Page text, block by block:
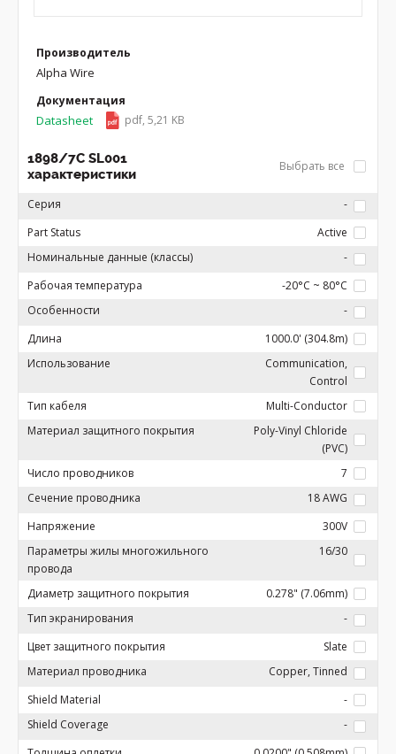
Производитель
Alpha Wire
Документация
Datasheet pdf, 5,21 KB
1898/7C SL001
характеристики
Выбрать все
Серия
-
Part Status
Active
Номинальные данные (классы)
-
Рабочая температура
-20°C ~ 80°C
Особенности
-
Длина
1000.0' (304.8m)
Использование
Communication,
Control
Тип кабеля
Multi-Conductor
Материал защитного покрытия
Poly-Vinyl Chloride
(PVC)
Число проводников
7
Сечение проводника
18 AWG
Напряжение
300V
Параметры жилы многожильного
провода
16/30
Диаметр защитного покрытия
0.278" (7.06mm)
Тип экранирования
-
Цвет защитного покрытия
Slate
Материал проводника
Copper, Tinned
Shield Material
-
Shield Coverage
-